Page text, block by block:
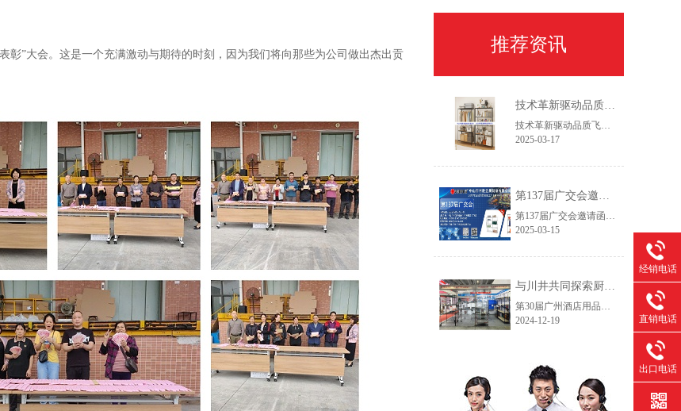
彰”大会。这是一个充满激动与期待的时刻，因为我们将向那些为公司做出杰出贡
推荐资讯
技术革新驱动品质飞跃——2025新一代设备赋能线网货架智造升级
技术革新驱动品质飞跃——2025新一代设备赋能线网货架智造升级作为专注线网货架领域的生产服务商，我们始终践行"以客户为主，以创新促发展"的经营理念。通过持续优化生产工艺流程和产品结构设计，我们致力于为客户提供更具市场竞争力的仓储解决方案，在保证产品精工品质的同时，实现交付周期缩短30%以上，助力客户快速开拓新兴市场。
2025-03-17
第137届广交会邀请函
第137届广交会邀请函智造未来，链通全球尊敬的合作伙伴：【中山市常胜金属制品有限公司】作为拥有26年经验的线网货架制造商，诚邀您莅临第137届中国进出口商品交易会(广交会，本次展会我们将推出家用及商用双场景新品，助力全球合作伙伴提升空间管理效率。
2025-03-15
与川井共同探索厨房与冷库收纳创新——第30届广州酒店用品展今日开幕
第30届广州酒店用品展今天开展了，欢迎各界新老客户朋友们到访我们的厨房和冷库货架的展位。广州琶洲展馆B区10.2.590~592，12月19日~21日，欢迎咨询产品目录和询价!
2024-12-19
经销电话
直销电话
出口电话